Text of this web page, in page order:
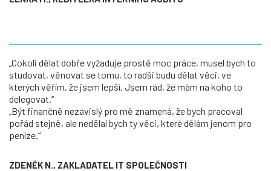
„Cokoli dělat dobře vyžaduje prostě moc práce, musel bych to
studovat, věnovat se tomu, to radši budu dělat věci, ve
kterých věřím, že jsem lepší. Jsem rád, že mám na koho to
delegovat.“
„Být finančně nezávislý pro mě znamená, že bych pracoval
pořád stejně, ale nedělal bych ty věci, které dělám jenom pro
peníze.“
ZDENĚK N., ZAKLADATEL IT SPOLEČNOSTI